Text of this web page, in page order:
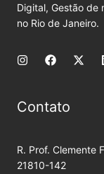
Digital, Gestão de
no Rio de Janeiro.
Contato
R. Prof. Clemente
21810-142